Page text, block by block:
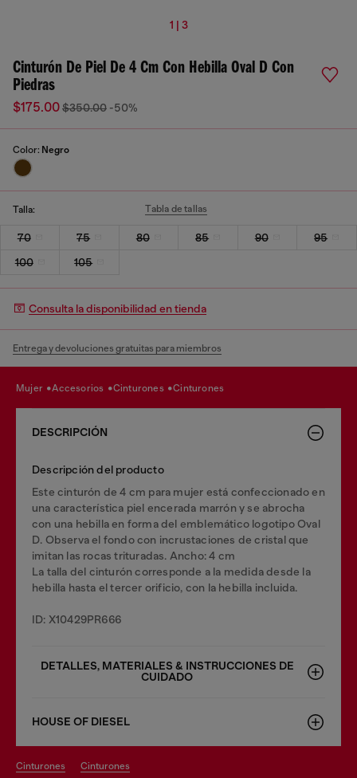
1 | 3
Cinturón De Piel De 4 Cm Con Hebilla Oval D Con
Piedras
$175.00$350.00 -50%
Color: Negro
Talla: Tabla de tallas
70 75 80 85 90
95
100
105
Consulta la disponibilidad en tienda
Entrega y devoluciones gratuitas para miembros
mujer accesorios cinturones cinturones
DESCRIPCIÓN
Descripción del producto
Este cinturón de 4 cm para mujer está confeccionado en
una característica piel encerada marrón y se abrocha
con una hebilla en forma del emblemático logotipo Oval
D. Observa el fondo con incrustaciones de cristal que
imitan las rocas trituradas. Ancho: 4 cm
La talla del cinturón corresponde a la medida desde la
hebilla hasta el tercer orificio, con la hebilla incluida.
ID: X10429PR666
DETALLES, MATERIALES & INSTRUCCIONES DE
CUIDADO
HOUSE OF DIESEL
cinturones cinturones